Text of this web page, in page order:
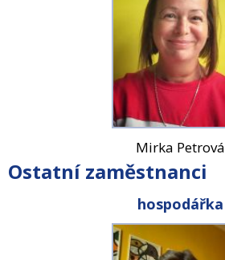
Mirka Petrová
Ostatní zaměstnanci
hospodářka